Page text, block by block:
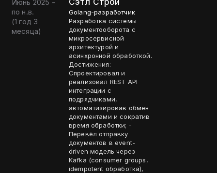
Июнь 2025 -
по н.в.
(1 год 3
месяца)
Сэтл Строй
Golang-разработчик
Разработка системы
документооборота с
микросервисной
архитектурой и
асинхронной обработкой.
Достижения: -
Спроектировал и
реализовал REST API
интеграции с
подрядчиками,
автоматизировав обмен
документами и сократив
время обработки; -
Перевёл отправку
документов в event-
driven модель через
Kafka (consumer groups,
idempotent обработка),